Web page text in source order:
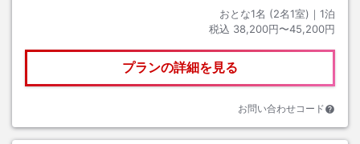
おとな1名 (2名1室)｜ 1泊
税込 38,200円〜45,200円
プランの詳細を見る
お問い合わせコード